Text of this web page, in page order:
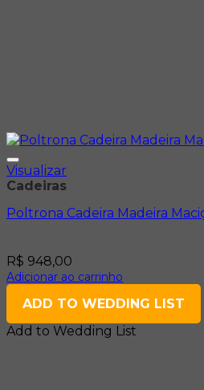
Visualizar
Cadeiras
Poltrona Cadeira Madeira
R$ 948,00
Adicionar ao carrinho
ADD TO WEDDING LIST
Add to Wedding List